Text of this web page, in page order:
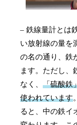
– 鉄線量計とは
い放射線の量を
の名の通り、鉄
ます。ただし、
なく、「硫酸鉄
使われています
ると、中の鉄イ